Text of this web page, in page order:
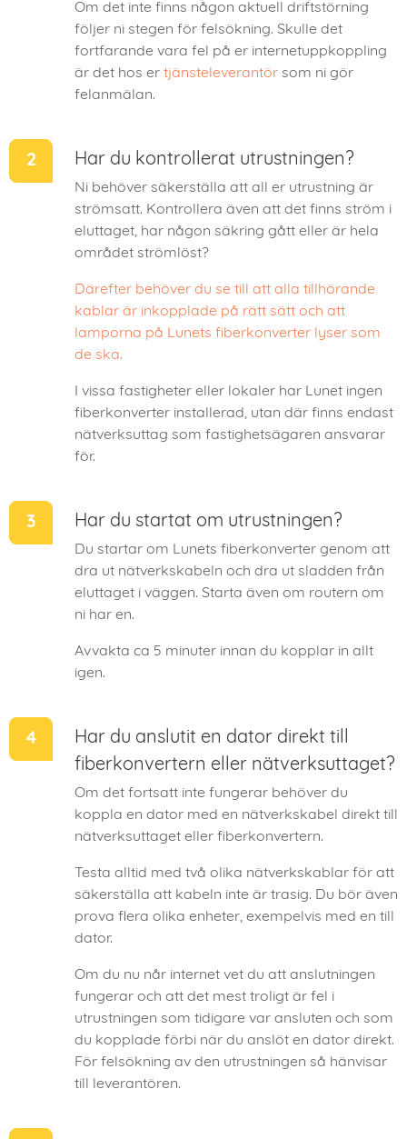
Om det inte finns någon aktuell driftstörning
följer ni stegen för felsökning. Skulle det
fortfarande vara fel på er internetuppkoppling
är det hos er tjänsteleverantör som ni gör
felanmälan.
Har du kontrollerat utrustningen?
Ni behöver säkerställa att all er utrustning är
strömsatt. Kontrollera även att det finns ström i
eluttaget, har någon säkring gått eller är hela
området strömlöst?
Därefter behöver du se till att alla tillhörande
kablar är inkopplade på rätt sätt och att
lamporna på Lunets fiberkonverter lyser som
de ska.
I vissa fastigheter eller lokaler har Lunet ingen
fiberkonverter installerad, utan där finns endast
nätverksuttag som fastighetsägaren ansvarar
för.
Har du startat om utrustningen?
Du startar om Lunets fiberkonverter genom att
dra ut nätverkskabeln och dra ut sladden från
eluttaget i väggen. Starta även om routern om
ni har en.
Avvakta ca 5 minuter innan du kopplar in allt
igen.
Har du anslutit en dator direkt till
fiberkonvertern eller nätverksuttaget?
Om det fortsatt inte fungerar behöver du
koppla en dator med en nätverkskabel direkt till
nätverksuttaget eller fiberkonvertern.
Testa alltid med två olika nätverkskablar för att
säkerställa att kabeln inte är trasig. Du bör även
prova flera olika enheter, exempelvis med en till
dator.
Om du nu når internet vet du att anslutningen
fungerar och att det mest troligt är fel i
utrustningen som tidigare var ansluten och som
du kopplade förbi när du anslöt en dator direkt.
För felsökning av den utrustningen så hänvisar
till leverantören.